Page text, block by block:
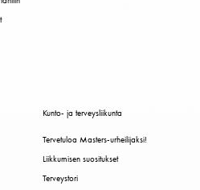
Kunto- ja terveysliikunta
Tervetuloa Masters-urheilijaksi!
Liikkumisen suositukset
Terveystori